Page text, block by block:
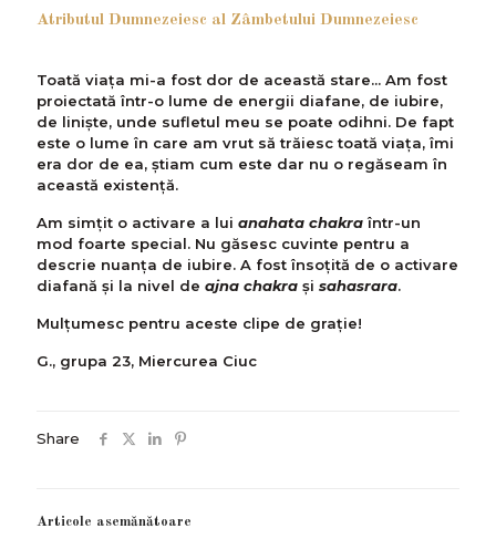
Atributul Dumnezeiesc al Zâmbetului Dumnezeiesc
Toată viața mi-a fost dor de această stare... Am fost
proiectată într-o lume de energii diafane, de iubire,
de liniște, unde sufletul meu se poate odihni. De fapt
este o lume în care am vrut să trăiesc toată viața, îmi
era dor de ea, știam cum este dar nu o regăseam în
această existență.
Am simțit o activare a lui anahata chakra într-un
mod foarte special. Nu găsesc cuvinte pentru a
descrie nuanța de iubire. A fost însoțită de o activare
diafană și la nivel de ajna chakra și sahasrara.
Mulțumesc pentru aceste clipe de grație!
G., grupa 23, Miercurea Ciuc
Share
Articole asemănătoare